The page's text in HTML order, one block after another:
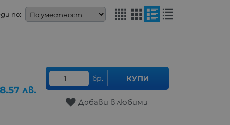
по:
8.57 лв.
бр. КУПИ
Добави в любими